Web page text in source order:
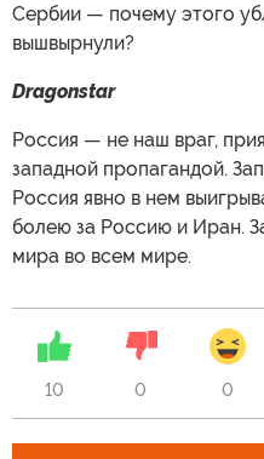
Сербии — почему этого
вышвырнули?
Dragonstar
Россия — не наш враг,
западной пропагандой.
Россия явно в нем
болею за Россию и Иран.
мира во всем мире.
10 0 0